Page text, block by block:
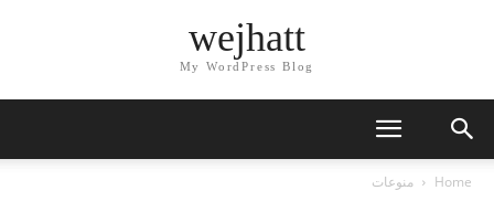
wejhatt
My WordPress Blog
Home منوعات